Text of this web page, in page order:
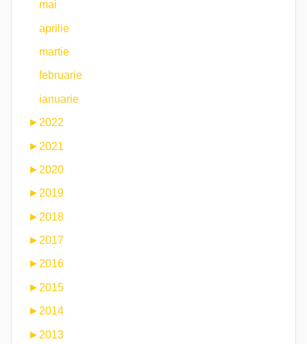
mai
aprilie
martie
februarie
ianuarie
► 2022
► 2021
► 2020
► 2019
► 2018
► 2017
►2016
► 2015
► 2014
► 2013